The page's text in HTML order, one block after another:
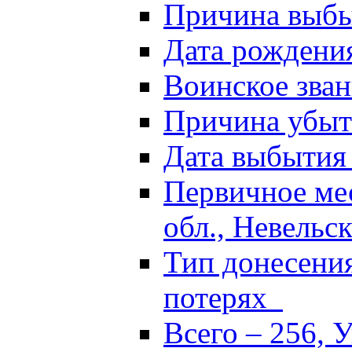
Причина
Дата
Воинское
Причина
Дата
Первичное
обл.,
Тип
потерях
Всего – 256,